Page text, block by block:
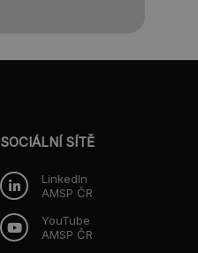
SOCIÁLNÍ SÍTĚ
LinkedIn
AMSP ČR
YouTube
AMSP ČR